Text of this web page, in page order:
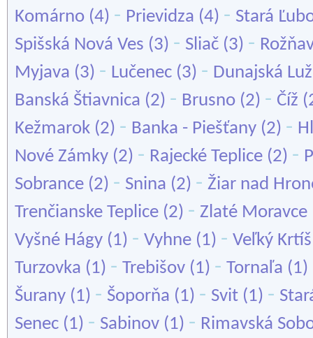
Komárno (4) - Prievidza (4) - Stará
Spišská Nová Ves (3) - Sliač (3) -
Myjava (3) - Lučenec (3) - Dunajská
Banská Štiavnica (2) - Brusno (2) - Číž
Kežmarok (2) - Banka - Piešťany (2) -
Nové Zámky (2) - Rajecké Teplice (2) -
Sobrance (2) - Snina (2) - Žiar nad
Trenčianske Teplice (2) - Zlaté Moravce
Vyšné Hágy (1) - Vyhne (1) - Veľký Krtíš
Turzovka (1) - Trebišov (1) - Tornaľa (1)
Šurany (1) - Šoporňa (1) - Svit (1) -
Senec (1) - Sabinov (1) - Rimavská